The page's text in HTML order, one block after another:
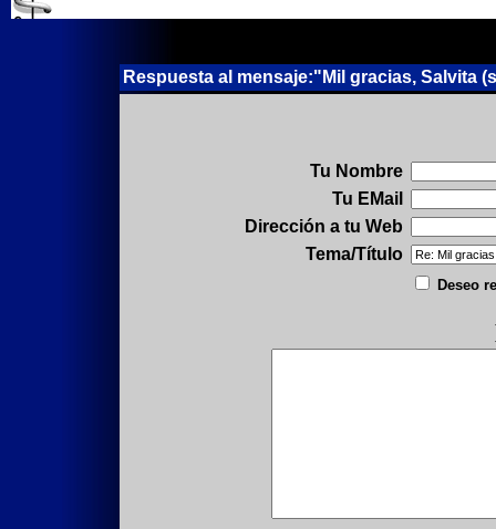
Respuesta al mensaje:"Mil gracias, Salvita
Tu Nombre
Tu EMail
Dirección a tu Web
Tema/Título
Deseo